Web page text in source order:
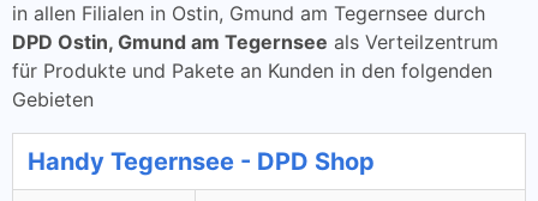
in allen Filialen in Ostin, Gmund am Tegernsee durch
DPD Ostin, Gmund am Tegernsee als Verteilzentrum
für Produkte und Pakete an Kunden in den folgenden
Gebieten
Handy Tegernsee - DPD Shop